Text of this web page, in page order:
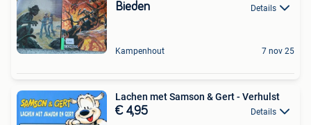
Bieden Details
Kampenhout 7 nov 25
Lachen met Samson & Gert - Verhulst
€ 4,95 Details